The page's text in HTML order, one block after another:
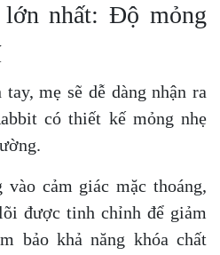
nhất: Độ mỏng
mẹ sẽ dễ dàng nhận ra
có thiết kế mỏng nhẹ
cảm giác mặc thoáng,
được tinh chỉnh để giảm
bảo khả năng khóa chất